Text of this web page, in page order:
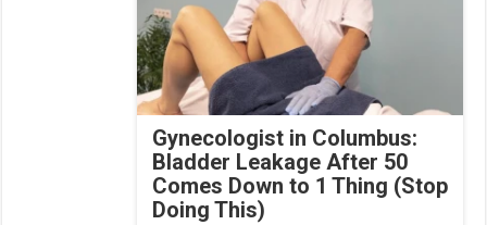
Gynecologist in Columbus:
Bladder Leakage After 50
Comes Down to 1 Thing (Stop
Doing This)